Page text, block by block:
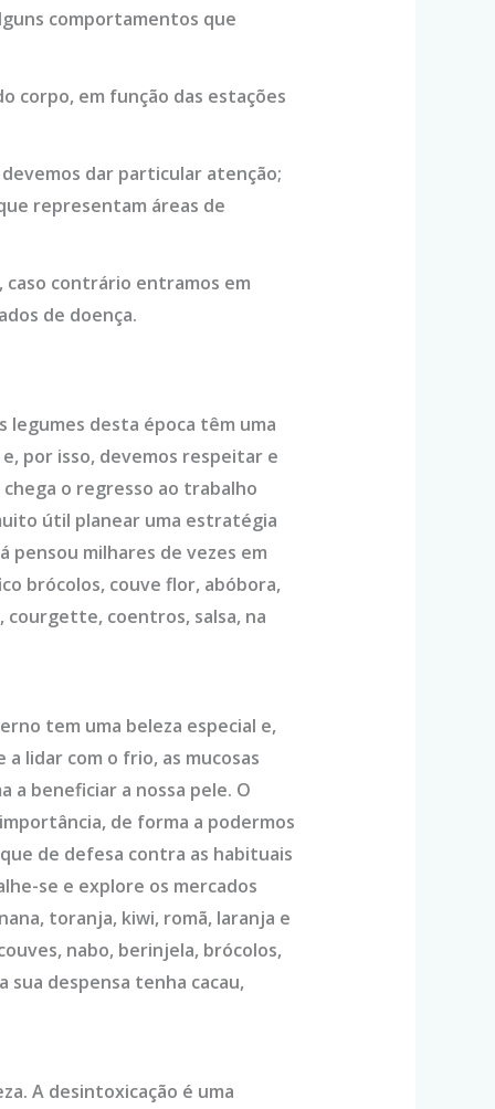
comportamentos que
corpo, em função das estações
dar particular atenção;
representam áreas de
caso contrário entramos em
de doença.
legumes desta época têm uma
por isso, devemos respeitar e
o regresso ao trabalho
útil planear uma estratégia
pensou milhares de vezes em
brócolos, couve flor, abóbora,
courgette, coentros, salsa, na
tem uma beleza especial e,
lidar com o frio, as mucosas
a beneficiar a nossa pele. O
de forma a podermos
de defesa contra as habituais
se e explore os mercados
toranja, kiwi, romã, laranja e
nabo, berinjela, brócolos,
sua despensa tenha cacau,
A desintoxicação é uma